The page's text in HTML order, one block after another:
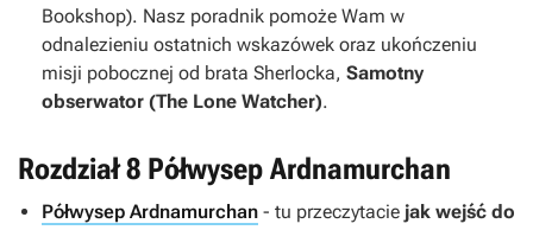
Bookshop). Nasz poradnik pomoże Wam w
odnalezieniu ostatnich wskazówek oraz ukończeniu
misji pobocznej od brata Sherlocka, Samotny
obserwator (The Lone Watcher).
Rozdział 8 Półwysep Ardnamurchan
Półwysep Ardnamurchan - tu przeczytacie jak wejść do